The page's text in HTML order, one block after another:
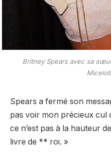
Britney Spears avec sa
Spears a fermé son
pas voir mon précieux cul
ce n’est pas à la hauteur
livre de ** roi. »